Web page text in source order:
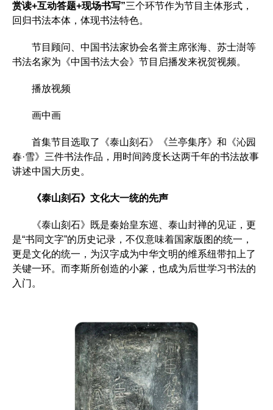
赏读+互动答题+现场书写”三个环节作为节目主体形式，
回归书法本体，体现书法特色。
节目顾问、中国书法家协会名誉主席张海、苏士澍等
书法名家为《中国书法大会》节目启播发来祝贺视频。
播放视频
画中画
首集节目选取了《泰山刻石》《兰亭集序》和《沁园
春·雪》三件书法作品，用时间跨度长达两千年的书法故事
讲述中国大历史。
《泰山刻石》文化大一统的先声
《泰山刻石》既是秦始皇东巡、泰山封禅的见证，更
是“书同文字”的历史记录，不仅意味着国家版图的统一，
更是文化的统一，为汉字成为中华文明的维系纽带扣上了
关键一环。而李斯所创造的小篆，也成为后世学习书法的
入门。